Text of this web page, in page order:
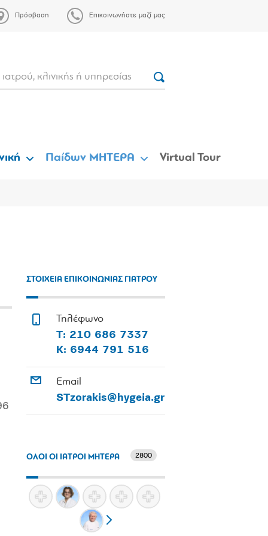
Πρόσβαση Επικοινωνήστε μαζί μας
Παίδων ΜΗΤΕΡΑ Virtual Tour
ΣΤΟΙΧΕΙΑ ΕΠΙΚΟΙΝΩΝΙΑΣ ΓΙΑΤΡΟΥ
Τηλέφωνο
Τ: 210 686 7337
Κ: 6944 791 516
Email
STzorakis@hygeia.gr
ΟΛΟΙ ΟΙ ΙΑΤΡΟΙ ΜΗΤΕΡΑ 2800